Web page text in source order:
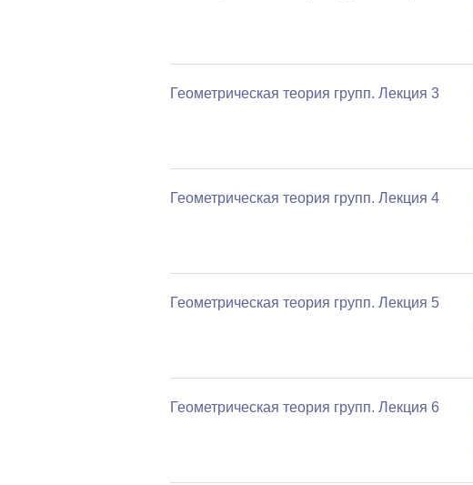
Геометрическая теория групп. Лекция 3
Геометрическая теория групп. Лекция 4
Геометрическая теория групп. Лекция 5
Геометрическая теория групп. Лекция 6